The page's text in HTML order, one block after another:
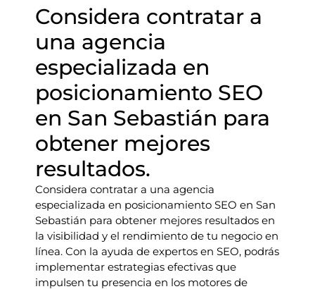
Considera contratar a
una agencia
especializada en
posicionamiento SEO
en San Sebastián para
obtener mejores
resultados.
Considera contratar a una agencia
especializada en posicionamiento SEO en San
Sebastián para obtener mejores resultados en
la visibilidad y el rendimiento de tu negocio en
línea. Con la ayuda de expertos en SEO, podrás
implementar estrategias efectivas que
impulsen tu presencia en los motores de